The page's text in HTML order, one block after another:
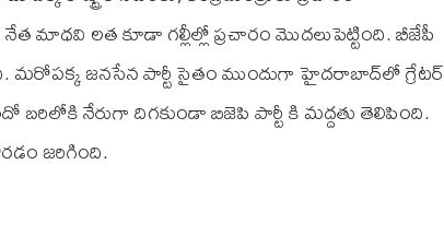
మాధవి లత కూడా గల్లీల్లో ప్రచారం మొదలుపెట్టింది. బీజేపీ
మరోపక్క జనసేన పార్టీ సైతం ముందుగా హైదరాబాద్‌లో గ్రేటర్
బరిలోకి నేరుగా దిగకుండా బిజెపి పార్టీ కి మద్దతు తెలిపింది.
జరిగింది.